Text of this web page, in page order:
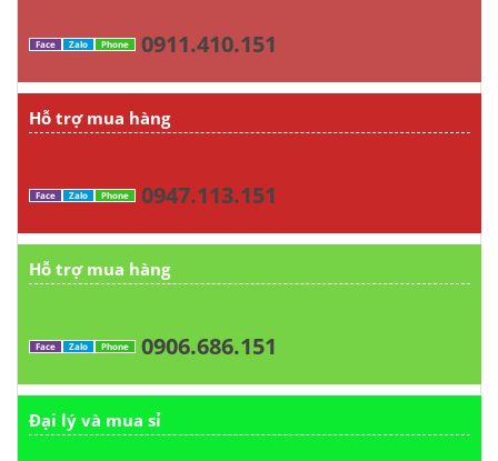
Face Zalo Phone 0911.410.151
Hỗ trợ mua hàng
Face Zalo Phone 0947.113.151
Hỗ trợ mua hàng
Face Zalo Phone 0906.686.151
Đại lý và mua sỉ